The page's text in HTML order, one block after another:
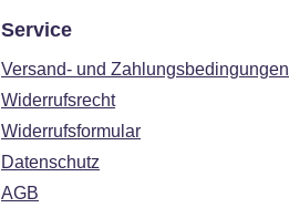
Service
Versand- und Zahlungsbedingungen
Widerrufsrecht
Widerrufsformular
Datenschutz
AGB